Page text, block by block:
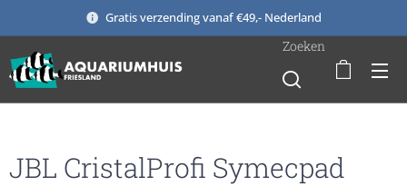
Gratis verzending vanaf €49,- Nederland
Zoeken
JBL CristalProfi Symecpad